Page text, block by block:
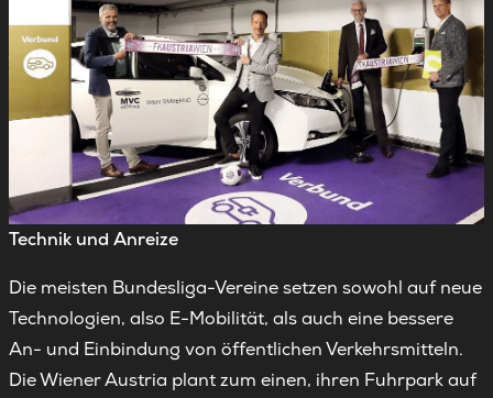
Technik und Anreize
Die meisten Bundesliga-Vereine setzen sowohl auf neue
Technologien, also E-Mobilität, als auch eine bessere
An- und Einbindung von öffentlichen Verkehrsmitteln.
Die Wiener Austria plant zum einen, ihren Fuhrpark auf